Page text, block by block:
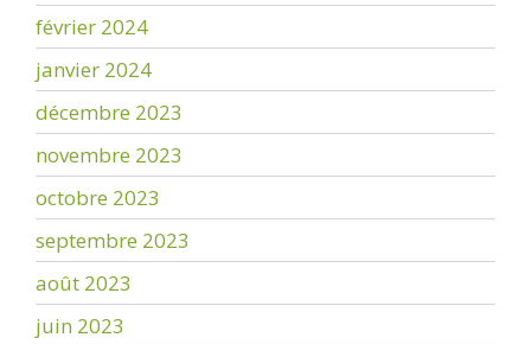
février 2024
janvier 2024
décembre 2023
novembre 2023
octobre 2023
septembre 2023
août 2023
juin 2023